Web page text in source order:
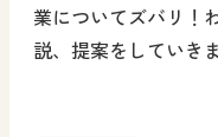
業についてズバリ！
説、提案をしていき